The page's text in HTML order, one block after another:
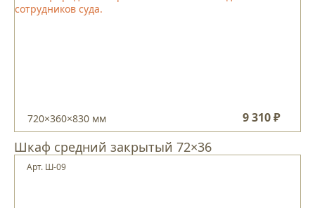
720×360×830 мм 9 310 ₽
Шкаф средний закрытый 72×36
Арт. Ш-09